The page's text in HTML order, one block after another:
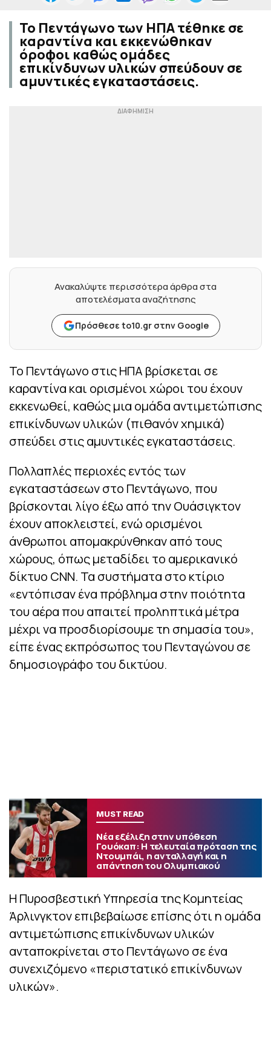
Το Πεντάγωνο των ΗΠΑ τέθηκε σε
καραντίνα και εκκενώθηκαν
όροφοι καθώς ομάδες
επικίνδυνων υλικών σπεύδουν σε
αμυντικές εγκαταστάσεις.
Ανακαλύψτε περισσότερα άρθρα στα
αποτελέσματα αναζήτησης
Πρόσθεσε to10.gr στην Google
Το Πεντάγωνο στις ΗΠΑ βρίσκεται σε
καραντίνα και ορισμένοι χώροι του έχουν
εκκενωθεί, καθώς μια ομάδα αντιμετώπισης
επικίνδυνων υλικών (πιθανόν χημικά)
σπεύδει στις αμυντικές εγκαταστάσεις.
Πολλαπλές περιοχές εντός των
εγκαταστάσεων στο Πεντάγωνο, που
βρίσκονται λίγο έξω από την Ουάσιγκτον
έχουν αποκλειστεί, ενώ ορισμένοι
άνθρωποι απομακρύνθηκαν από τους
χώρους, όπως μεταδίδει το αμερικανικό
δίκτυο CNN. Τα συστήματα στο κτίριο
«εντόπισαν ένα πρόβλημα στην ποιότητα
του αέρα που απαιτεί προληπτικά μέτρα
μέχρι να προσδιορίσουμε τη σημασία του»,
είπε ένας εκπρόσωπος του Πενταγώνου σε
δημοσιογράφο του δικτύου.
MUST READ
Νέα εξέλιξη στην υπόθεση
Γουόκαπ: Η τελευταία πρόταση της
Ντουμπάι, η ανταλλαγή και η
απάντηση του Ολυμπιακού
Η Πυροσβεστική Υπηρεσία της Κομητείας
Άρλινγκτον επιβεβαίωσε επίσης ότι η ομάδα
αντιμετώπισης επικίνδυνων υλικών
ανταποκρίνεται στο Πεντάγωνο σε ένα
συνεχιζόμενο «περιστατικό επικίνδυνων
υλικών».